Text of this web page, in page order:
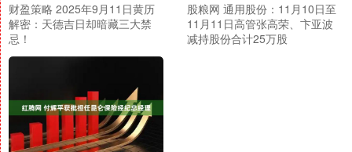
财盈策略 2025年9月11日黄历
解密：天德吉日却暗藏三大禁
忌！
股粮网 通用股份：11月10日至
11月11日高管张高荣、卞亚波
减持股份合计25万股